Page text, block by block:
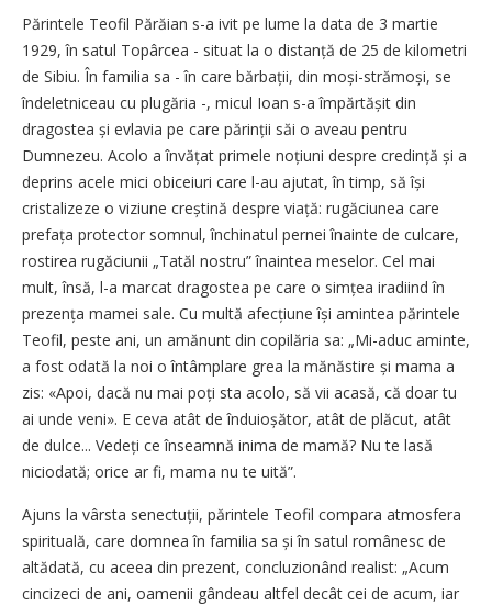
Părintele Teofil Părăian s-a ivit pe lume la data de 3 martie
1929, în satul Topârcea - situat la o distanță de 25 de kilometri
de Sibiu. În familia sa - în care bărbații, din moși-strămoși, se
îndeletniceau cu plugăria -, micul Ioan s-a împărtășit din
dragostea și evlavia pe care părinții săi o aveau pentru
Dumnezeu. Acolo a învățat primele noțiuni despre credință și a
deprins acele mici obiceiuri care l-au ajutat, în timp, să își
cristalizeze o viziune creștină despre viață: rugăciunea care
prefața protector somnul, închinatul pernei înainte de culcare,
rostirea rugăciunii „Tatăl nostru” înaintea meselor. Cel mai
mult, însă, l-a marcat dragostea pe care o simțea iradiind în
prezența mamei sale. Cu multă afecțiune își amintea părintele
Teofil, peste ani, un amănunt din copilăria sa: „Mi-aduc aminte,
a fost odată la noi o întâmplare grea la mănăstire și mama a
zis: «Apoi, dacă nu mai poți sta acolo, să vii acasă, că doar tu
ai unde veni». E ceva atât de înduioșător, atât de plăcut, atât
de dulce... Vedeți ce înseamnă inima de mamă? Nu te lasă
niciodată; orice ar fi, mama nu te uită”.
Ajuns la vârsta senectuții, părintele Teofil compara atmosfera
spirituală, care domnea în familia sa și în satul românesc de
altădată, cu aceea din prezent, concluzionând realist: „Acum
cincizeci de ani, oamenii gândeau altfel decât cei de acum, iar